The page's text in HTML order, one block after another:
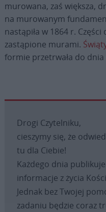
murowana, zaś większa,
na murowanym
nastąpiła w 1864 r.
zastąpione murami.
formie przetrwała do dnia
Drogi Czytelniku,
cieszymy się, że
tu dla Ciebie!
Każdego dnia
informacje z życia
Jednak bez Twojej
zadaniu będzie coraz